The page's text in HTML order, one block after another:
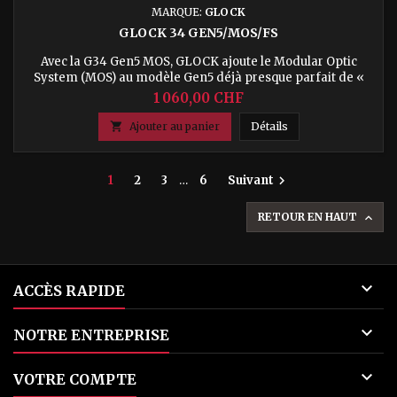
MARQUE: GLOCK
GLOCK 34 GEN5/MOS/FS
Avec la G34 Gen5 MOS, GLOCK ajoute le Modular Optic
System (MOS) au modèle Gen5 déjà presque parfait de «
l'original ». Le chariot est usiné avec précision et offre un
système de montage pour les viseurs optiques courants.
Plusieurs plaques d'adaptation permettent de monter
rapidement et facilement des viseurs miniatures à point
rouge à l'arrière du...
1 060,00 CHF
 Ajouter au panier DétailsGLOCK 34 Gen5/
1 2 3 … 6 Suivant 
RETOUR EN HAUT 
ACCÈS RAPIDE 
NOTRE ENTREPRISE 
VOTRE COMPTE 